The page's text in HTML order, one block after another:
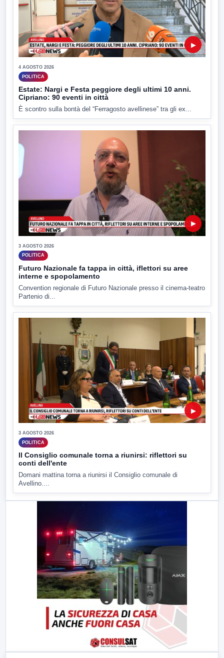
▶
4 AGOSTO 2026
POLITICA
Estate: Nargi e Festa peggiore degli ultimi 10 anni.
Cipriano: 90 eventi in città
È scontro sulla bontà del “Ferragosto avellinese” tra gli ex...
▶
3 AGOSTO 2026
POLITICA
Futuro Nazionale fa tappa in città, iflettori su aree
interne e spopolamento
Convention regionale di Futuro Nazionale presso il cinema-teatro
Partenio di...
▶
3 AGOSTO 2026
POLITICA
Il Consiglio comunale torna a riunirsi: riflettori su
conti dell'ente
Domani mattina torna a riunirsi il Consiglio comunale di
Avellino....